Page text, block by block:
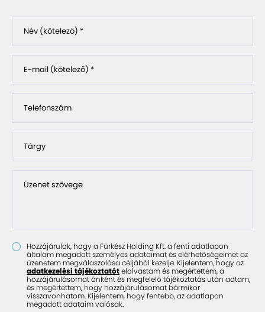
Név (kötelező) *
E-mail (kötelező) *
Telefonszám
Tárgy
Üzenet szövege
Hozzájárulok, hogy a Fürkész Holding Kft. a fenti adatlapon
általam megadott személyes adataimat és elérhetőségeimet az
üzenetem megválaszolása céljából kezelje. Kijelentem, hogy az
adatkezelési tájékoztatótelolvastam és megértettem, a
hozzájárulásomat önként és megfelelő tájékoztatás után adtam,
és megértettem, hogy hozzájárulásomat bármikor
visszavonhatom. Kijelentem, hogy fentebb, az adatlapon
megadott adataim valósak.